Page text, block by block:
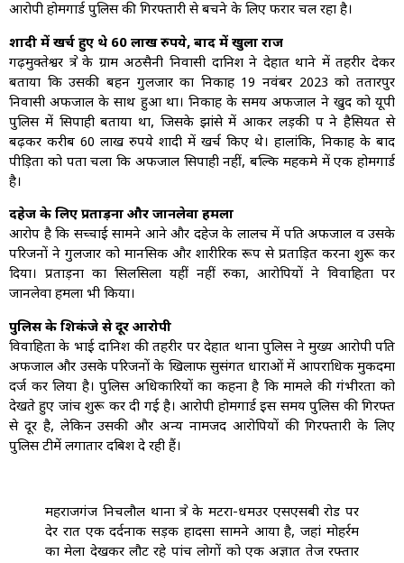
आरोपी होमगार्ड पुलिस की गिरफ्तारी से बचने के लिए फरार चल रहा है।
शादी में खर्च हुए थे 60 लाख रुपये, बाद में खुला राज
गढ़मुक्तेश्वर क्षेत्र के ग्राम अठसैनी निवासी दानिश ने देहात थाने में तहरीर देकर
बताया कि उसकी बहन गुलजार का निकाह 19 नवंबर 2023 को ततारपुर
निवासी अफजाल के साथ हुआ था। निकाह के समय अफजाल ने खुद को यूपी
पुलिस में सिपाही बताया था, जिसके झांसे में आकर लड़की पक्ष ने हैसियत से
बढ़कर करीब 60 लाख रुपये शादी में खर्च किए थे। हालांकि, निकाह के बाद
पीड़िता को पता चला कि अफजाल सिपाही नहीं, बल्कि महकमे में एक होमगार्ड
है।
दहेज के लिए प्रताड़ना और जानलेवा हमला
आरोप है कि सच्चाई सामने आने और दहेज के लालच में पति अफजाल व उसके
परिजनों ने गुलजार को मानसिक और शारीरिक रूप से प्रताड़ित करना शुरू कर
दिया। प्रताड़ना का सिलसिला यहीं नहीं रुका, आरोपियों ने विवाहिता पर
जानलेवा हमला भी किया।
पुलिस के शिकंजे से दूर आरोपी
विवाहिता के भाई दानिश की तहरीर पर देहात थाना पुलिस ने मुख्य आरोपी पति
अफजाल और उसके परिजनों के खिलाफ सुसंगत धाराओं में आपराधिक मुकदमा
दर्ज कर लिया है। पुलिस अधिकारियों का कहना है कि मामले की गंभीरता को
देखते हुए जांच शुरू कर दी गई है। आरोपी होमगार्ड इस समय पुलिस की गिरफ्त
से दूर है, लेकिन उसकी और अन्य नामजद आरोपियों की गिरफ्तारी के लिए
पुलिस टीमें लगातार दबिश दे रही हैं।
महराजगंज निचलौल थाना क्षेत्र के मटरा-धमउर एसएसबी रोड पर
देर रात एक दर्दनाक सड़क हादसा सामने आया है, जहां मोहर्रम
का मेला देखकर लौट रहे पांच लोगों को एक अज्ञात तेज रफ्तार